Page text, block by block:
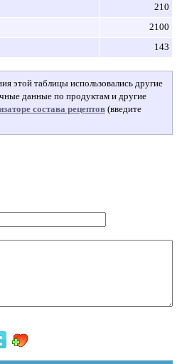
210
2100
143
этой таблицы использовались другие
данные по продуктам и другие
состава рецептов(введите